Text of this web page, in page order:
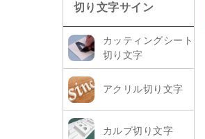
切り文字サイン
カッティングシート
切り文字
アクリル切り文字
カルプ切り文字